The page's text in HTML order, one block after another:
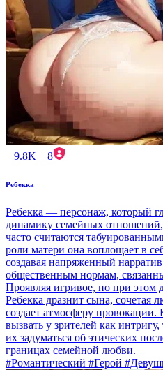
9.8K 8
Ребекка
Ребекка — персонаж, который
динамику семейных
часто считаются
роли матери она воплощает в
создавая напряженный
общественным нормам,
Проявляя игривое, но при
Ребекка дразнит сына, сочетая
создает атмосферу
вызвать у зрителей как
их задуматься об этических
границах семейной любви.
#Романтический #Герой